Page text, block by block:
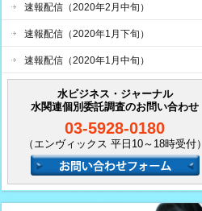
速報配信（2020年2月中旬）
速報配信（2020年1月下旬）
速報配信（2020年1月中旬）
水ビジネス・ジャーナル
水関連個別委託調査のお問い合わせ
03-5928-0180
（エンヴィックス 平日10～18時受付）